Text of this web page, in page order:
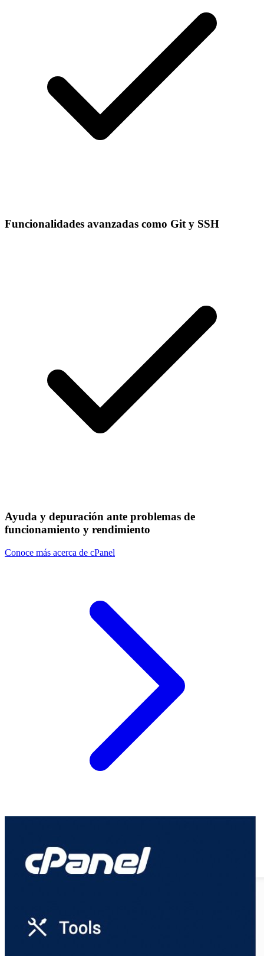
Funcionalidades avanzadas como Git y SSH
Ayuda y depuración ante problemas de
funcionamiento y rendimiento
Conoce más acerca de cPanel